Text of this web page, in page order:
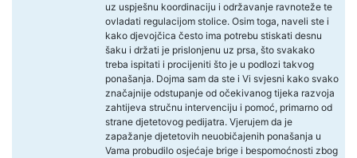
uz uspješnu koordinaciju i održavanje ravnoteže te
ovladati regulacijom stolice. Osim toga, naveli ste i
kako djevojčica često ima potrebu stiskati desnu
šaku i držati je prislonjenu uz prsa, što svakako
treba ispitati i procijeniti što je u podlozi takvog
ponašanja. Dojma sam da ste i Vi svjesni kako svako
značajnije odstupanje od očekivanog tijeka razvoja
zahtijeva stručnu intervenciju i pomoć, primarno od
strane djetetovog pedijatra. Vjerujem da je
zapažanje djetetovih neuobičajenih ponašanja u
Vama probudilo osjećaje brige i bespomoćnosti zbog